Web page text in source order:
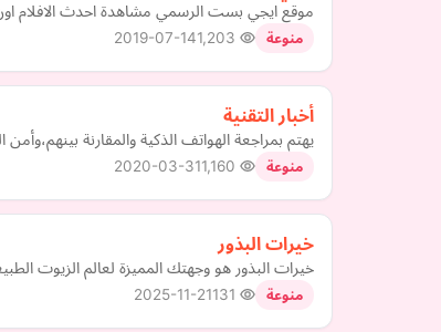
موقع ايجي بست الرسمي مشاهدة احدث الافلام
منوعة 2019-07-14
أخبار التقنية
يهتم بمراجعة الهواتف الذكية والمقارنة
منوعة 2020-03-31
خيرات البذور
خيرات البذور هو وجهتك المميزة لعالم الزيوت
منوعة 2025-11-21